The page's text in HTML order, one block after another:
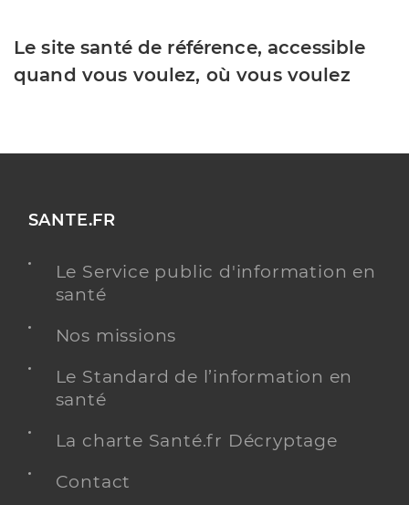
Le site santé de référence, accessible
quand vous voulez, où vous voulez
SANTE.FR
Le Service public d'information en
santé
Nos missions
Le Standard de l’information en
santé
La charte Santé.fr Décryptage
Contact